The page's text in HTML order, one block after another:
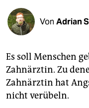
shop
fragen & hilfe
unterstützen
abo
genossenschaft
Von Adrian
Es soll Menschen
Zahnärztin. Zu
Zahnärztin hat
nicht verübeln.